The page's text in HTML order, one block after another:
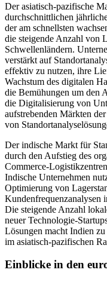
Der asiatisch-pazifische
durchschnittlichen
der am schnellsten
die steigende Anzahl von
Schwellenländern.
verstärkt auf
effektiv zu nutzen, ihre
Wachstum des digitalen
die Bemühungen um den
die Digitalisierung von
aufstrebenden Märkten
von
Der indische Markt für
durch den Aufstieg des
Commerce-
Indische Unternehmen
Optimierung von
Kundenfrequenzanalysen
Die steigende Anzahl
neuer Technologie-
Lösungen macht Indien
im asiatisch-pazifischen
Einblicke in den